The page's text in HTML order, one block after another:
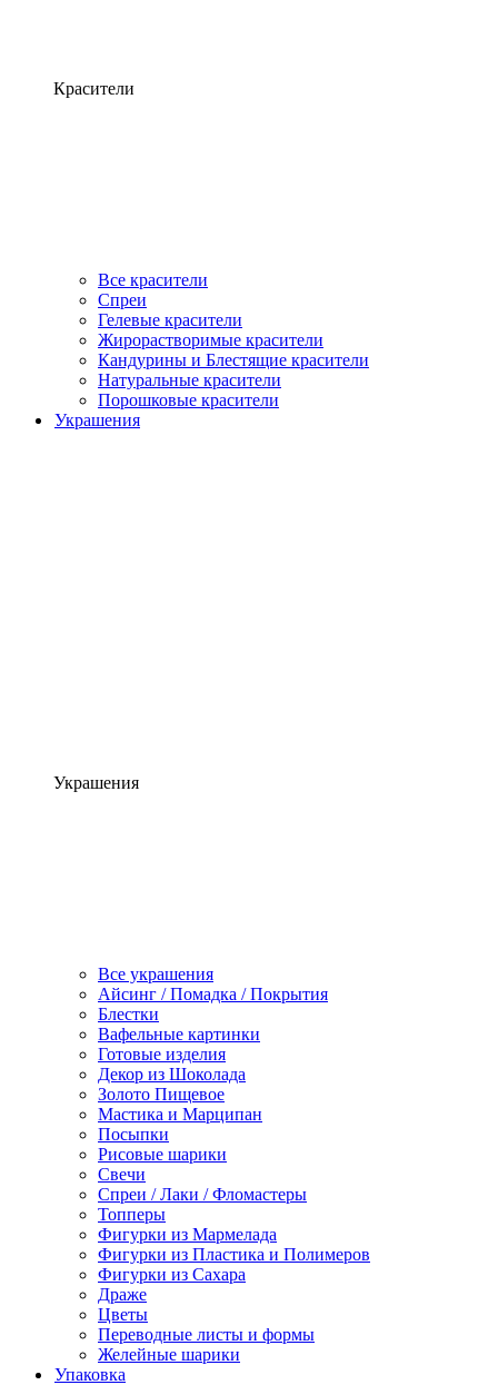
Красители
Все красители
Спреи
Гелевые красители
Жирорастворимые красители
Кандурины и Блестящие красители
Натуральные красители
Порошковые красители
Украшения
Украшения
Все украшения
Айсинг / Помадка / Покрытия
Блестки
Вафельные картинки
Готовые изделия
Декор из Шоколада
Золото Пищевое
Мастика и Марципан
Посыпки
Рисовые шарики
Свечи
Спреи / Лаки / Фломастеры
Топперы
Фигурки из Мармелада
Фигурки из Пластика и Полимеров
Фигурки из Сахара
Драже
Цветы
Переводные листы и формы
Желейные шарики
Упаковка